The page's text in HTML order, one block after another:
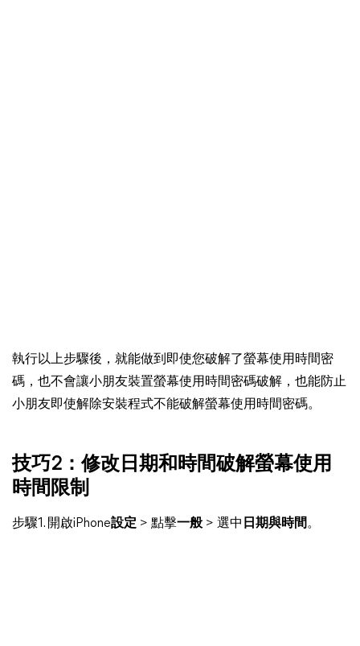
執行以上步驟後，就能做到即使您破解了螢幕使用時間密
碼，也不會讓小朋友裝置螢幕使用時間密碼破解，也能防止
小朋友即使解除安裝程式不能破解螢幕使用時間密碼。
技巧2：修改日期和時間破解螢幕使用
時間限制
步驟1. 開啟iPhone設定 > 點擊一般 > 選中 日期與時間。